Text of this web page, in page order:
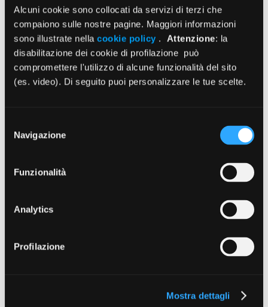
Alcuni cookie sono collocati da servizi di terzi che
compaiono sulle nostre pagine. Maggiori informazioni
sono illustrate nella cookie policy . Attenzione: la
disabilitazione dei cookie di profilazione può
compromettere l'utilizzo di alcune funzionalità del sito
(es. video). Di seguito puoi personalizzare le tue scelte.
delNavigazione
Funzionalità
Analytics
Profilazione
Mostra dettagli
Contenuti a cura di
Settimanale digitale
di Roma n. 74/2012
REDAZIONE